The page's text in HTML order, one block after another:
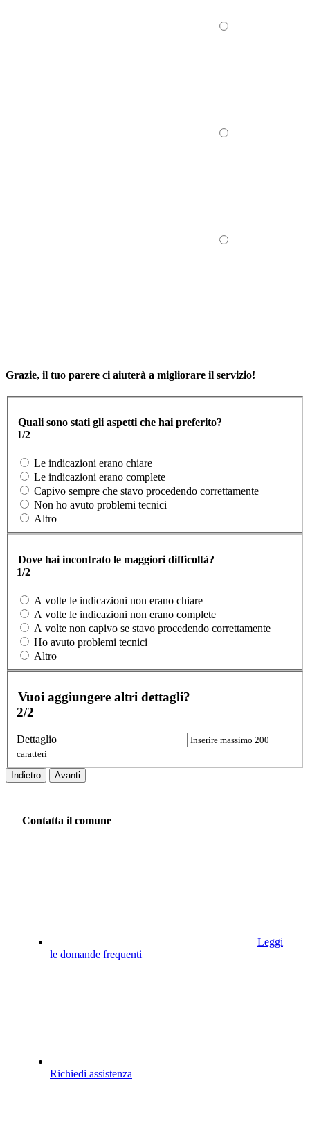
Grazie, il tuo parere ci aiuterà a migliorare il servizio!
Quali sono stati gli aspetti che hai preferito?
1/2
Le indicazioni erano chiare
Le indicazioni erano complete
Capivo sempre che stavo procedendo correttamente
Non ho avuto problemi tecnici
Altro
Dove hai incontrato le maggiori difficoltà?
1/2
A volte le indicazioni non erano chiare
A volte le indicazioni non erano complete
A volte non capivo se stavo procedendo correttamente
Ho avuto problemi tecnici
Altro
Vuoi aggiungere altri dettagli?
2/2
Dettaglio
Inserire massimo 200
caratteri
Indietro Avanti
Contatta il comune
Leggi
le domande frequenti
Richiedi assistenza